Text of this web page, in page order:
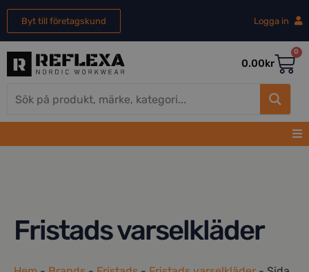
Byt till företagskund Logga in
0.00kr
0
Fristads varselkläder